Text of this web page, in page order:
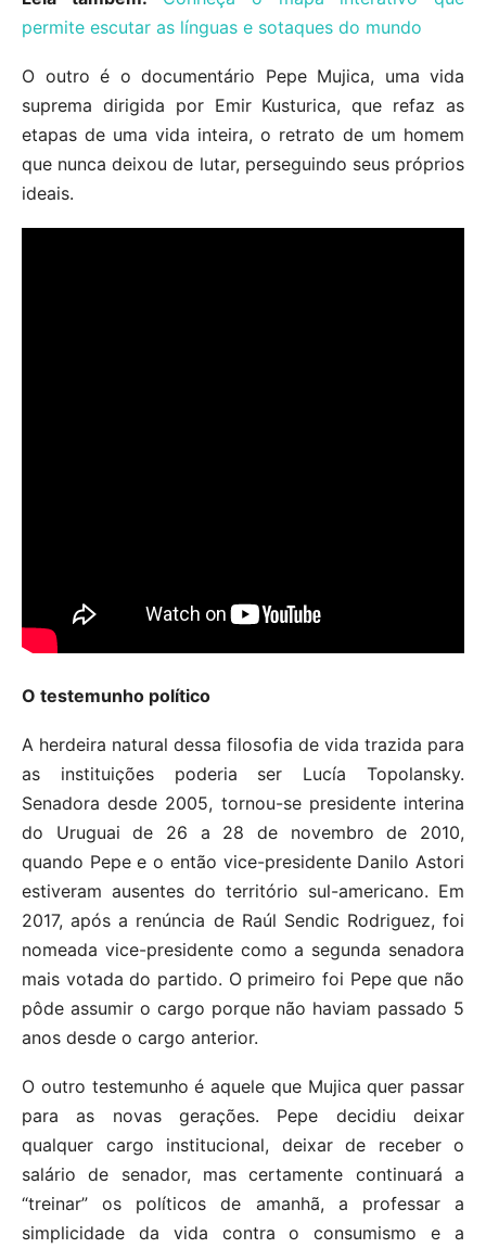
permite escutar as línguas e sotaques do mundo
O outro é o documentário Pepe Mujica, uma vida
suprema dirigida por Emir Kusturica, que refaz as
etapas de uma vida inteira, o retrato de um homem
que nunca deixou de lutar, perseguindo seus próprios
ideais.
O testemunho político
A herdeira natural dessa filosofia de vida trazida para
as instituições poderia ser Lucía Topolansky.
Senadora desde 2005, tornou-se presidente interina
do Uruguai de 26 a 28 de novembro de 2010,
quando Pepe e o então vice-presidente Danilo Astori
estiveram ausentes do território sul-americano. Em
2017, após a renúncia de Raúl Sendic Rodriguez, foi
nomeada vice-presidente como a segunda senadora
mais votada do partido. O primeiro foi Pepe que não
pôde assumir o cargo porque não haviam passado 5
anos desde o cargo anterior.
O outro testemunho é aquele que Mujica quer passar
para as novas gerações. Pepe decidiu deixar
qualquer cargo institucional, deixar de receber o
salário de senador, mas certamente continuará a
“treinar” os políticos de amanhã, a professar a
simplicidade da vida contra o consumismo e a